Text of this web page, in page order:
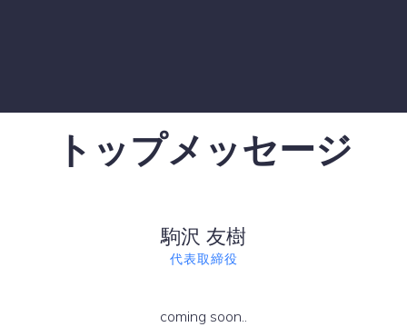
トップメッセージ
駒沢 友樹
代表取締役
coming soon..